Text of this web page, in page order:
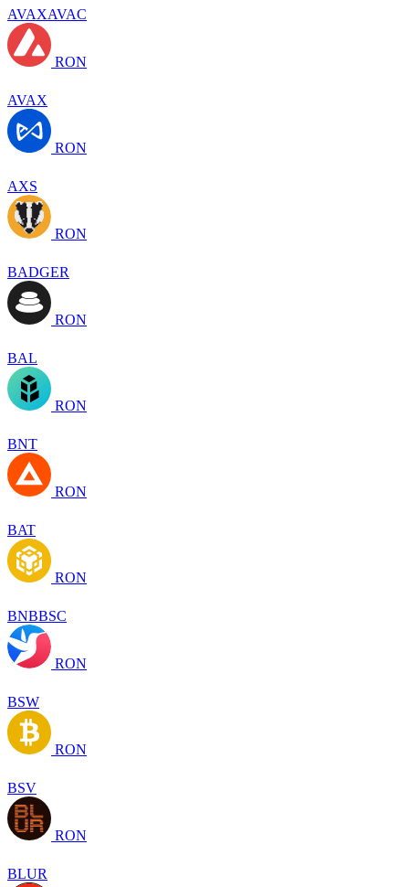
AVAXAVAC
RON
AVAX
RON
AXS
RON
BADGER
RON
BAL
RON
BNT
RON
BAT
RON
BNBBSC
RON
BSW
RON
BSV
RON
BLUR